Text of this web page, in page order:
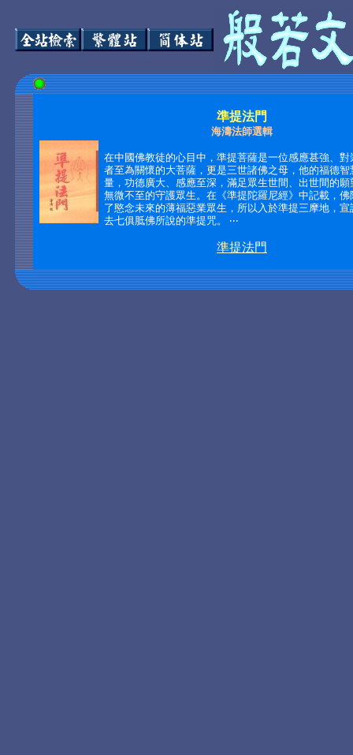
準提法門
海濤法師選輯
在中國佛教徒的心目中，準提菩薩是一位感應甚強、對
者至為關懷的大菩薩，更是三世諸佛之母，他的福德智
量，功德廣大、感應至深，滿足眾生世間、出世間的願
無微不至的守護眾生。在《準提陀羅尼經》中記載，佛
了愍念未來的薄福惡業眾生，所以入於準提三摩地，宣
去七俱胝佛所說的準提咒。 ‧‧‧
準提法門